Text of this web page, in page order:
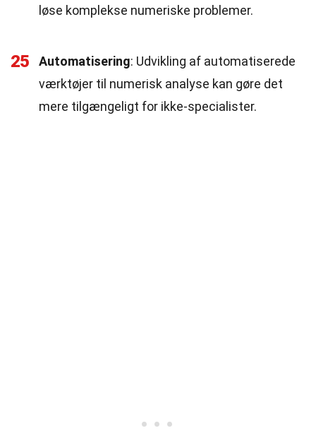
løse komplekse numeriske problemer.
25 Automatisering: Udvikling af automatiserede
værktøjer til numerisk analyse kan gøre det
mere tilgængeligt for ikke-specialister.